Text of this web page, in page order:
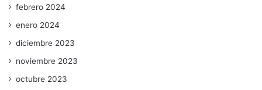
febrero 2024
enero 2024
diciembre 2023
noviembre 2023
octubre 2023